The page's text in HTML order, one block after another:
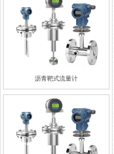
沥青靶式流量计